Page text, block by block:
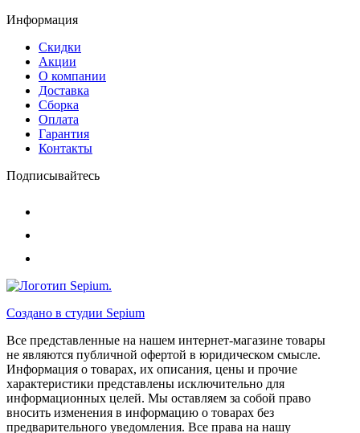
Информация
Скидки
Акции
О компании
Доставка
Сборка
Оплата
Гарантия
Контакты
Подписывайтесь
Создано в студии Sepium
Все представленные на нашем интернет-магазине товары
не являются публичной офертой в юридическом смысле.
Информация о товарах, их описания, цены и прочие
характеристики представлены исключительно для
информационных целей. Мы оставляем за собой право
вносить изменения в информацию о товарах без
предварительного уведомления. Все права на нашу